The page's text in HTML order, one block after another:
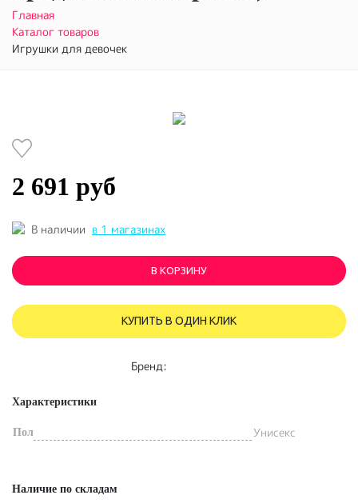
Главная
Каталог товаров
Игрушки для девочек
2 691 руб
В наличии в 1 магазинах
В КОРЗИНУ
КУПИТЬ В ОДИН КЛИК
Бренд:
Характеристики
Пол Унисекс
Наличие по складам